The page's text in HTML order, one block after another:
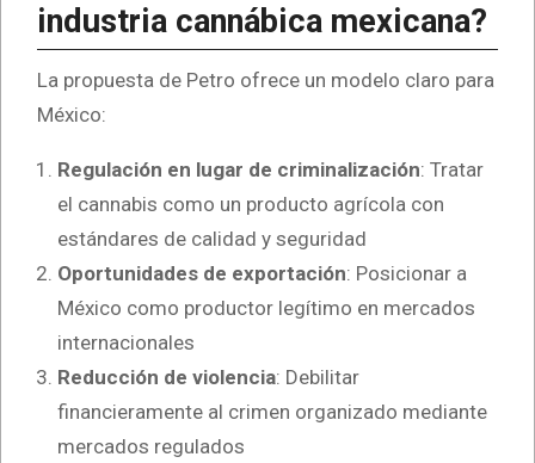
industria cannábica mexicana?
La propuesta de Petro ofrece un modelo claro para
México:
Regulación en lugar de criminalización: Tratar
el cannabis como un producto agrícola con
estándares de calidad y seguridad
Oportunidades de exportación: Posicionar a
México como productor legítimo en mercados
internacionales
Reducción de violencia: Debilitar
financieramente al crimen organizado mediante
mercados regulados